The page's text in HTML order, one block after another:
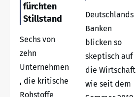
fürchten
Stillstand
Sechs von
zehn
Unternehmen
, die kritische
Rohstoffe
Deutschlands
Banken
blicken so
skeptisch auf
die Wirtschaft
wie seit dem